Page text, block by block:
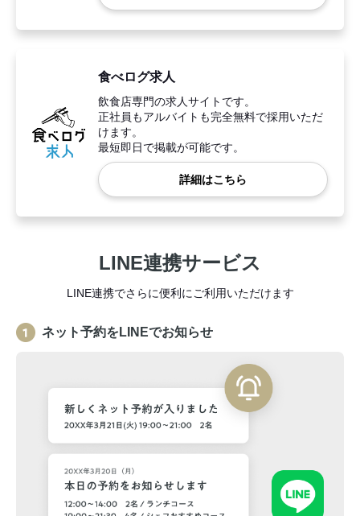
食べログ求人
飲食店専門の求人サイトです。
正社員もアルバイトも完全無料で採用いただ
けます。
最短即日で掲載が可能です。
詳細はこちら
LINE連携サービス
LINE連携でさらに便利にご利用いただけます
ネット予約をLINEでお知らせ